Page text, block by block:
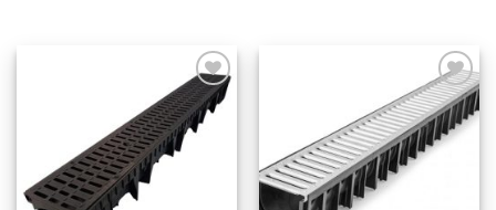
Dodaj
na
listu
Dodaj
na
listu
želja